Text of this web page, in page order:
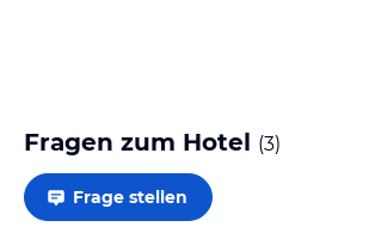
Fragen zum Hotel (3)
Frage stellen